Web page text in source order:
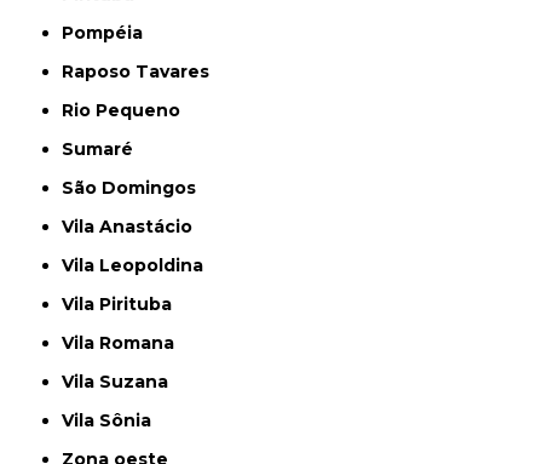
Pompéia
Raposo Tavares
Rio Pequeno
Sumaré
São Domingos
Vila Anastácio
Vila Leopoldina
Vila Pirituba
Vila Romana
Vila Suzana
Vila Sônia
Zona oeste